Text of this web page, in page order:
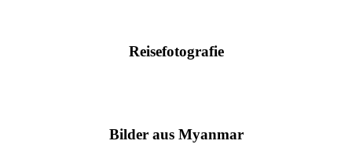
Reisefotografie
Bilder aus Myanmar